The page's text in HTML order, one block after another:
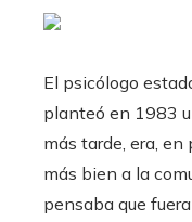
El psicólogo
planteó en 1983
más tarde, era,
más bien a la
pensaba que